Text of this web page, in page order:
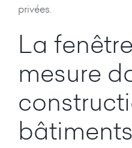
privées.
La
mesure